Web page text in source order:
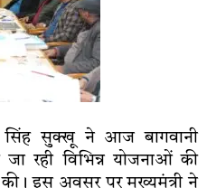
सिंह सुक्खू ने आज बागवानी
जा रही विभिन्न योजनाओं की
इस अवसर पर मुख्यमंत्री ने